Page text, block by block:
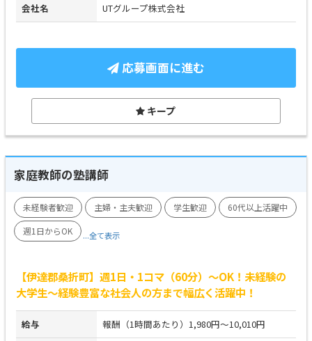
会社名 UTグループ株式会社
応募画面に進む
キープ
家庭教師の塾講師
未経験者歓迎 主婦・主夫歓迎 学生歓迎
60代以上活躍中
週1日からOK
...全て表示
【伊達郡桑折町】週1日・1コマ（60分）～OK！未経験の
大学生～経験豊富な社会人の方まで幅広く活躍中！
給与 報酬（1時間あたり）1,980円～10,010円